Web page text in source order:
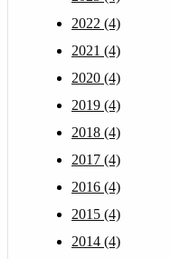
2022 (4)
2021 (4)
2020 (4)
2019 (4)
2018 (4)
2017 (4)
2016 (4)
2015 (4)
2014 (4)